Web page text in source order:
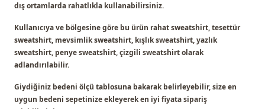
dış ortamlarda rahatlıkla kullanabilirsiniz.
Kullanıcıya ve bölgesine göre bu ürün rahat sweatshirt, tesettür
sweatshirt, mevsimlik sweatshirt, kışlık sweatshirt, yazlık
sweatshirt, penye sweatshirt, çizgili sweatshirtolarak
adlandırılabilir.
Giydiğiniz bedeni ölçü tablosuna bakarak belirleyebilir, size en
uygun bedeni sepetinize ekleyerek en iyi fiyata sipariş